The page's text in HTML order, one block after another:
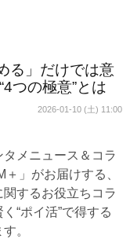
る」だけでは意
つの極意”とは
2026-01-10 (土) 11:00
メニュース＆コラ
＋」がお届けする、
するお役立ちコラ
“ポイ活”で得する
。